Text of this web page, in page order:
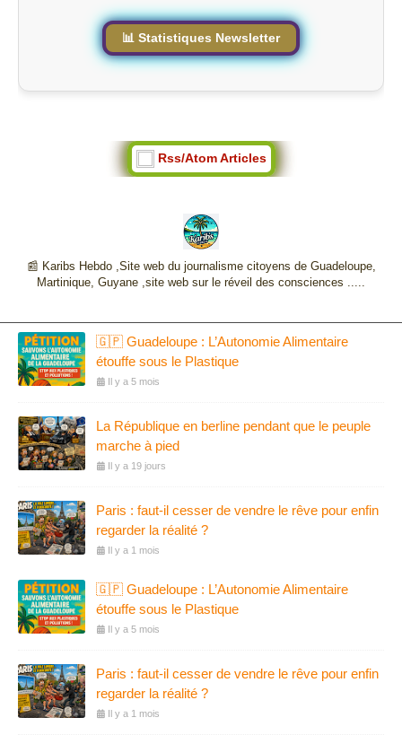
📊 Statistiques Newsletter
Rss/Atom Articles
📰 Karibs Hebdo ,Site web du journalisme citoyens de Guadeloupe,
Martinique, Guyane ,site web sur le réveil des consciences .....
🇬🇵 Guadeloupe : L’Autonomie Alimentaire
étouffe sous le Plastique
Il y a 5 mois
La République en berline pendant que le peuple
marche à pied
Il y a 19 jours
Paris : faut-il cesser de vendre le rêve pour enfin
regarder la réalité ?
Il y a 1 mois
🇬🇵 Guadeloupe : L’Autonomie Alimentaire
étouffe sous le Plastique
Il y a 5 mois
Paris : faut-il cesser de vendre le rêve pour enfin
regarder la réalité ?
Il y a 1 mois